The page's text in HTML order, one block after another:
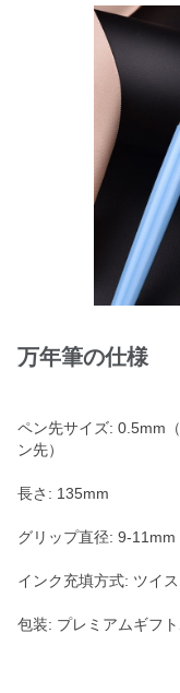
万年筆の仕様
ペン先サイズ: 0.5mm
ン先）
長さ: 135mm
グリップ直径: 9-11mm
インク充填方式: ツイ
包装: プレミアムギフ